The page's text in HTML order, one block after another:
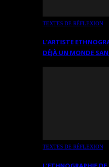
TEXTES DE RÉFLEXION
L’ARTISTE
DÉJÀ UN MONDE
TEXTES DE RÉFLEXION